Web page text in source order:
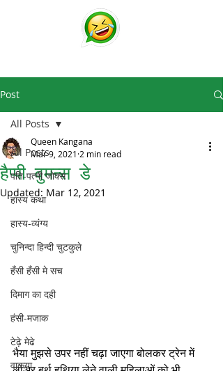
Post
All Posts
पति-पत्नी जोक्स
हास्य कथा
हास्य-व्यंग्य
चुनिन्दा हिन्दी चुटकुले
हँसी हँसी मे सच
दिमाग का दही
हंसी-मजाक
टेढ़े मेढे
वाकया
All Posts
हैप्पी वुमन्स डे
Queen Kangana
Mar 9, 2021 2 min read
Updated: Mar 12, 2021
भैया मुझसे उपर नहीं चढ़ा जाएगा बोलकर ट्रेन में